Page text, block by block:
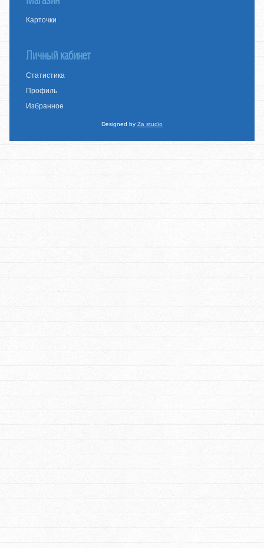
Карточки
Личный кабинет
Статистика
Профиль
Избранное
Designed by Za studio